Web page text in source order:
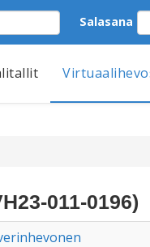
Salasana
011-0196)